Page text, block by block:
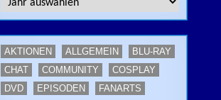
AKTIONEN ALLGEMEIN
BLU-RAY
CHAT
COMMUNITY
COSPLAY
DVD
EPISODEN
FANARTS